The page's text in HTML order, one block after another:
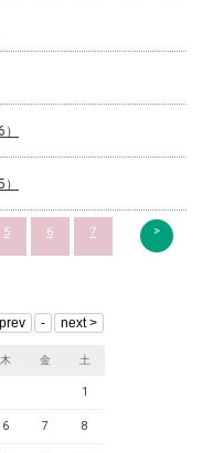
5 6 7 >
木 金 土
1
6 7 8